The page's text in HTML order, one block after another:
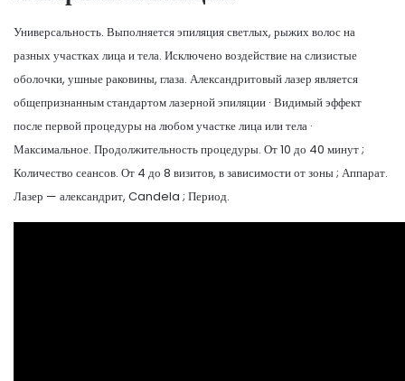
Универсальность. Выполняется эпиляция светлых, рыжих волос на
разных участках лица и тела. Исключено воздействие на слизистые
оболочки, ушные раковины, глаза. Александритовый лазер является
общепризнанным стандартом лазерной эпиляции · Видимый эффект
после первой процедуры на любом участке лица или тела ·
Максимальное. Продолжительность процедуры. От 10 до 40 минут ;
Количество сеансов. От 4 до 8 визитов, в зависимости от зоны ; Аппарат.
Лазер — александрит, Candela ; Период.